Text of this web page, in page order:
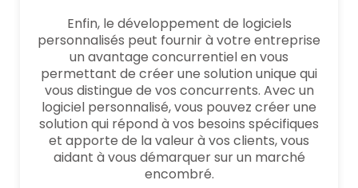
Enfin, le développement de logiciels
personnalisés peut fournir à votre entreprise
un avantage concurrentiel en vous
permettant de créer une solution unique qui
vous distingue de vos concurrents. Avec un
logiciel personnalisé, vous pouvez créer une
solution qui répond à vos besoins spécifiques
et apporte de la valeur à vos clients, vous
aidant à vous démarquer sur un marché
encombré.